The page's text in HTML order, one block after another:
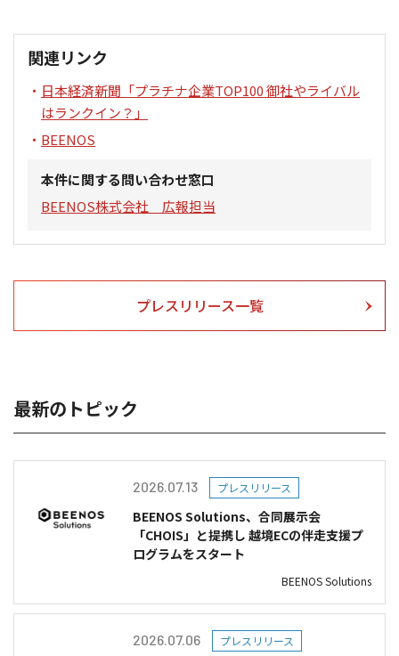
関連リンク
日本経済新聞「プラチナ企業TOP100 御社やライバル
はランクイン？」
BEENOS
本件に関する問い合わせ窓口
BEENOS株式会社 広報担当
プレスリリース一覧
最新のトピック
2026.07.13 プレスリリース
BEENOS Solutions、合同展示会
「CHOIS」と提携し 越境ECの伴走支援プ
ログラムをスタート
BEENOS Solutions
2026.07.06 プレスリリース